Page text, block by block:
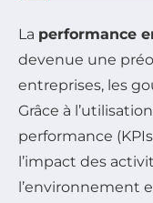
La performance
devenue une
entreprises, les
Grâce à
performance
l’impact des
l’environnement